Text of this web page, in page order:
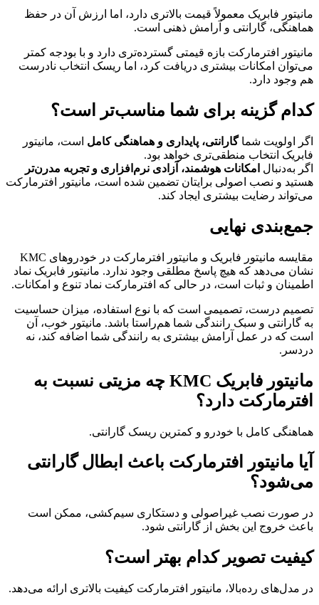
مانیتور فابریک معمولاً قیمت بالاتری دارد، اما ارزش آن در حفظ
هماهنگی، گارانتی و آرامش ذهنی است.
مانیتور افترمارکت بازه قیمتی گسترده‌تری دارد و با بودجه کمتر
می‌توان امکانات بیشتری دریافت کرد، اما ریسک انتخاب نادرست
هم وجود دارد.
کدام گزینه برای شما مناسب‌تر است؟
اگر اولویت شماگارانتی، پایداری و هماهنگی کامل است، مانیتور
فابریک انتخاب منطقی‌تری خواهد بود.
اگر به‌دنبال امکانات هوشمند، آزادی نرم‌افزاری و تجربه مدرن‌تر
هستید و نصب اصولی برایتان تضمین شده است، مانیتور افترمارکت
می‌تواند رضایت بیشتری ایجاد کند.
جمع‌بندی نهایی
مقایسه مانیتور فابریک و مانیتور افترمارکت در خودروهای KMC
نشان می‌دهد که هیچ پاسخ مطلقی وجود ندارد. مانیتور فابریک نماد
اطمینان و ثبات است، در حالی که افترمارکت نماد تنوع و امکانات.
تصمیم درست، تصمیمی است که با نوع استفاده، میزان حساسیت
به گارانتی و سبک رانندگی شما هم‌راستا باشد. مانیتور خوب، آن
است که در عمل آرامش بیشتری به رانندگی شما اضافه کند، نه
دردسر.
مانیتور فابریک KMC چه مزیتی نسبت به
افترمارکت دارد؟
هماهنگی کامل با خودرو و کمترین ریسک گارانتی.
آیا مانیتور افترمارکت باعث ابطال گارانتی
می‌شود؟
در صورت نصب غیراصولی و دستکاری سیم‌کشی، ممکن است
باعث خروج این بخش از گارانتی شود.
کیفیت تصویر کدام بهتر است؟
در مدل‌های رده‌بالا، مانیتور افترمارکت کیفیت بالاتری ارائه می‌دهد.